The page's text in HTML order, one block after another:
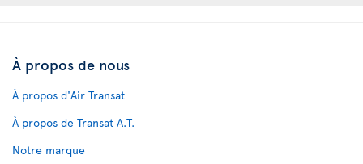
À propos de nous
À propos d'Air Transat
À propos de Transat A.T.
Notre marque